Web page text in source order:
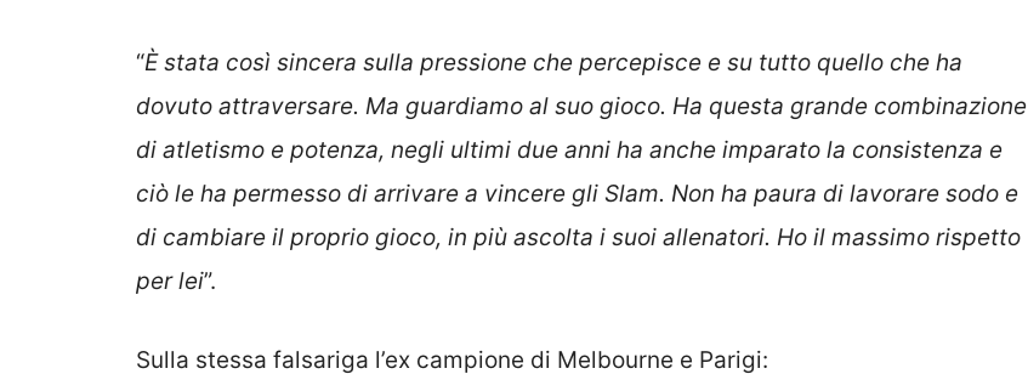
“È stata così sincera sulla pressione che percepisce e su tutto quello che ha
dovuto attraversare. Ma guardiamo al suo gioco. Ha questa grande combinazione
di atletismo e potenza, negli ultimi due anni ha anche imparato la consistenza e
ciò le ha permesso di arrivare a vincere gli Slam. Non ha paura di lavorare sodo e
di cambiare il proprio gioco, in più ascolta i suoi allenatori. Ho il massimo rispetto
per lei”.
Sulla stessa falsariga l’ex campione di Melbourne e Parigi: